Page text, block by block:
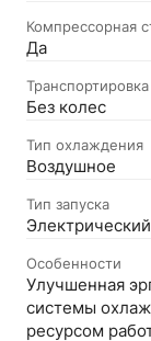
Компрессорная
Да
Транспортировка
Без колес
Тип охлаждения
Воздушное
Тип запуска
Электрический
Особенности
Улучшенная
системы
ресурсом